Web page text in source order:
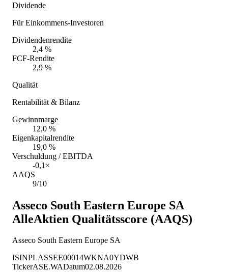
Dividende
Für Einkommens-Investoren
Dividendenrendite
2,4 %
FCF-Rendite
2,9 %
Qualität
Rentabilität & Bilanz
Gewinnmarge
12,0 %
Eigenkapitalrendite
19,0 %
Verschuldung / EBITDA
-0,1×
AAQS
9/10
Asseco South Eastern Europe SA
AlleAktien Qualitätsscore (AAQS)
Asseco South Eastern Europe SA
ISINPLASSEE00014WKNA0YDWB
TickerASE.WADatum02.08.2026